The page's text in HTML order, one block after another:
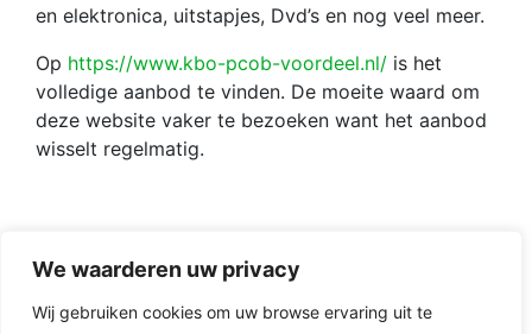
We waarderen uw privacy
Wij gebruiken cookies om uw browse ervaring uit te
en elektronica, uitstapjes, Dvd’s en nog veel meer.
Op https://www.kbo-pcob-voordeel.nl/ is het
volledige aanbod te vinden. De moeite waard om
deze website vaker te bezoeken want het aanbod
wisselt regelmatig.